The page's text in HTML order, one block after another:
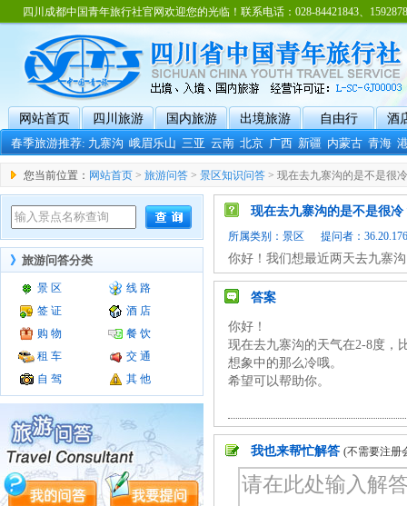
四川成都中国青年旅行社官网欢迎您的光临！联系电话：028-84421843、
网站首页 四川旅游 国内旅游 出境旅游 自由行
酒
春季旅游推荐:九寨沟 峨眉乐山 三亚 云南 北京 广西 新疆 内蒙古 青海
您当前位置： 网站首页 > 旅游问答 > 景区知识问答 > 现在去九寨沟的是不是很
》 旅游问答分类
景 区
线 路
签 证
酒 店
购 物
餐 饮
租 车
交 通
自 驾
其 他
现在去九寨沟的是不是很冷
所属类别： 景区 提问者：
你好！我们想最近两天去九寨
答案
你好！
现在去九寨沟的天气在2-8度，
想象中的那么冷哦。
希望可以帮助你。
我也来帮忙解答 (不需要注册